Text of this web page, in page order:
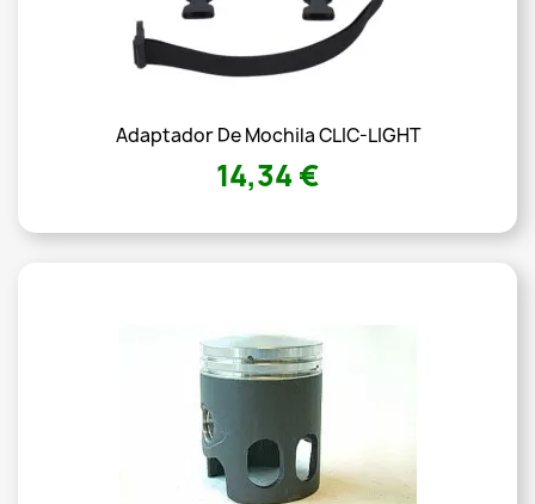
Adaptador De Mochila CLIC-LIGHT
14,34 €